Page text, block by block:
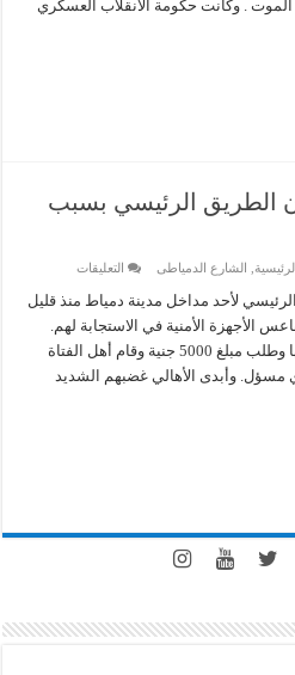
والأهالي. وكانت حكومة الانقلاب العسكري
الطريق الرئيسي بسبب
الرئيسية, الشارع الدمياطى التعليقاتعلى
الشعراء
الطريق
الرئيسي
بسبب
اختطاف
لأحد مداخل مدينة دمياط منذ قليل
الأجهزة الأمنية في الاستجابة لهم.
وكان شخص مجهول قد اتصل بأهلها وطلب مبلغ 5000 جنية وقام أهل الفتاة
مسؤل. وأبدى الأهالي غضبهم الشديد